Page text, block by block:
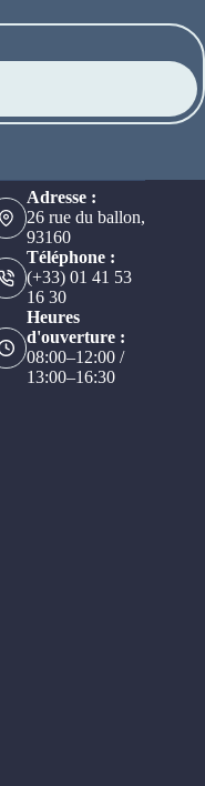
Adresse :
26 rue du ballon,
93160
Téléphone :
(+33) 01 41 53
16 30
Heures
d'ouverture :
08:00–12:00 /
13:00–16:30